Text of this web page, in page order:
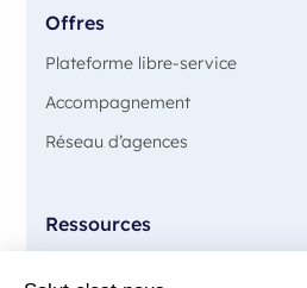
Offres
Plateforme libre-service
Accompagnement
Réseau d’agences
Ressources